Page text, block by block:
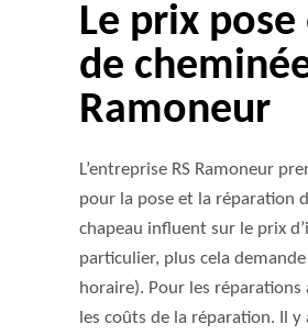
Le prix
de
Ramoneur
L’entreprise RS Ramoneur
pour la pose et la réparation
chapeau influent sur le prix
particulier, plus cela
horaire). Pour les
les coûts de la réparation. Il